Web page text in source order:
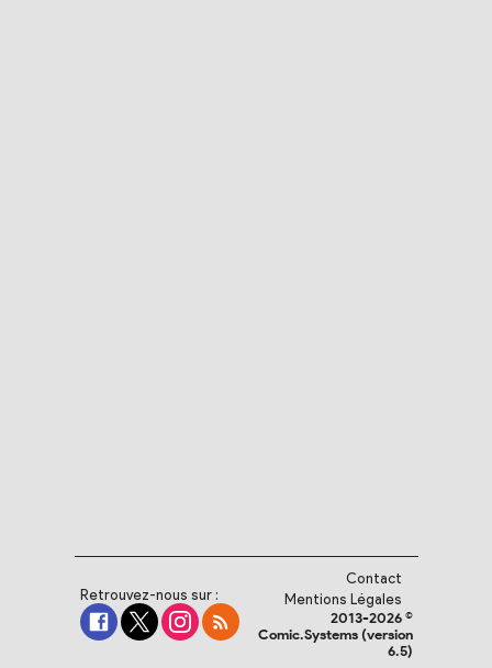
Retrouvez-nous sur :
Contact
Mentions Légales
2013-2026 ©
Comic.Systems (version
6.5)